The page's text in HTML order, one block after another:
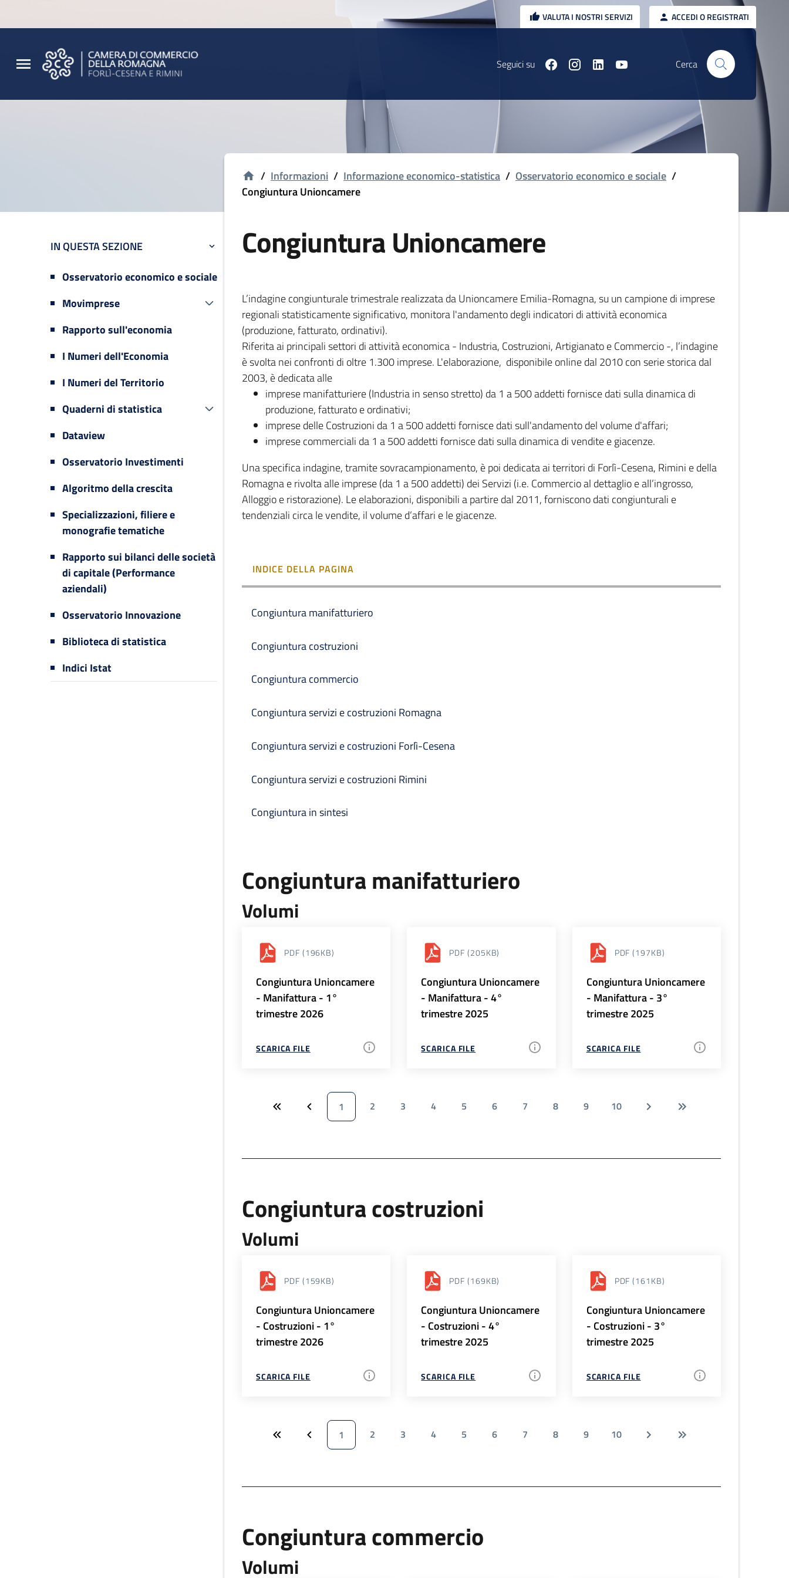
VALUTA I NOSTRI SERVIZI ACCEDI O REGISTRATI
Seguici su Cerca
IN QUESTA SEZIONE
Osservatorio economico e sociale
Movimprese
Rapporto sull'economia
I Numeri dell'Economia
I Numeri del Territorio
Quaderni di statistica
Dataview
Osservatorio Investimenti
Algoritmo della crescita
Specializzazioni, filiere e
monografie tematiche
Rapporto sui bilanci delle società
di capitale (Performance
aziendali)
Osservatorio Innovazione
Biblioteca di statistica
Indici Istat
/ Informazioni / Informazione economico-statistica / Osservatorio economico e sociale /
Congiuntura Unioncamere
Congiuntura Unioncamere
L’indagine congiunturale trimestrale realizzata da Unioncamere Emilia-Romagna, su un campione di imprese
regionali statisticamente significativo, monitora l'andamento degli indicatori di attività economica
(produzione, fatturato, ordinativi).
Riferita ai principali settori di attività economica - Industria, Costruzioni, Artigianato e Commercio -, l’indagine
è svolta nei confronti di oltre 1.300 imprese. L'elaborazione, disponibile online dal 2010 con serie storica dal
2003, è dedicata alle
imprese manifatturiere (Industria in senso stretto) da 1 a 500 addetti fornisce dati sulla dinamica di
produzione, fatturato e ordinativi;
imprese delle Costruzioni da 1 a 500 addetti fornisce dati sull'andamento del volume d'affari;
imprese commerciali da 1 a 500 addetti fornisce dati sulla dinamica di vendite e giacenze.
Una specifica indagine, tramite sovracampionamento, è poi dedicata ai territori di Forlì-Cesena, Rimini e della
Romagna e rivolta alle imprese (da 1 a 500 addetti) dei Servizi (i.e. Commercio al dettaglio e all’ingrosso,
Alloggio e ristorazione). Le elaborazioni, disponibili a partire dal 2011, forniscono dati congiunturali e
tendenziali circa le vendite, il volume d’affari e le giacenze.
INDICE DELLA PAGINA
Congiuntura manifatturiero
Congiuntura costruzioni
Congiuntura commercio
Congiuntura servizi e costruzioni Romagna
Congiuntura servizi e costruzioni Forlì-Cesena
Congiuntura servizi e costruzioni Rimini
Congiuntura in sintesi
Congiuntura manifatturiero
Volumi
PDF (196KB)
Congiuntura Unioncamere
- Manifattura - 1°
trimestre 2026
SCARICA FILE
PDF (205KB)
Congiuntura Unioncamere
- Manifattura - 4°
trimestre 2025
SCARICA FILE
PDF (197KB)
Congiuntura Unioncamere
- Manifattura - 3°
trimestre 2025
SCARICA FILE
1 2 3 4 5 6 7 8 9 10
Congiuntura costruzioni
Volumi
PDF (159KB)
Congiuntura Unioncamere
- Costruzioni - 1°
trimestre 2026
SCARICA FILE
PDF (169KB)
Congiuntura Unioncamere
- Costruzioni - 4°
trimestre 2025
SCARICA FILE
PDF (161KB)
Congiuntura Unioncamere
- Costruzioni - 3°
trimestre 2025
SCARICA FILE
1 2 3 4 5 6 7 8 9 10
Congiuntura commercio
Volumi